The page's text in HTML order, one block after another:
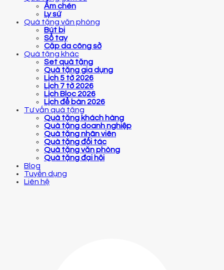
Ấm chén
Ly sứ
Quà tặng văn phòng
Bút bi
Sổ tay
Cặp da công sở
Quà tặng khác
Set quà tặng
Quà tặng gia dụng
Lịch 5 tờ 2026
Lịch 7 tờ 2026
Lịch Bloc 2026
Lịch để bàn 2026
Tư vấn quà tặng
Quà tặng khách hàng
Quà tặng doanh nghiệp
Quà tặng nhân viên
Quà tặng đối tác
Quà tặng văn phòng
Quà tặng đại hội
Blog
Tuyển dụng
Liên hệ